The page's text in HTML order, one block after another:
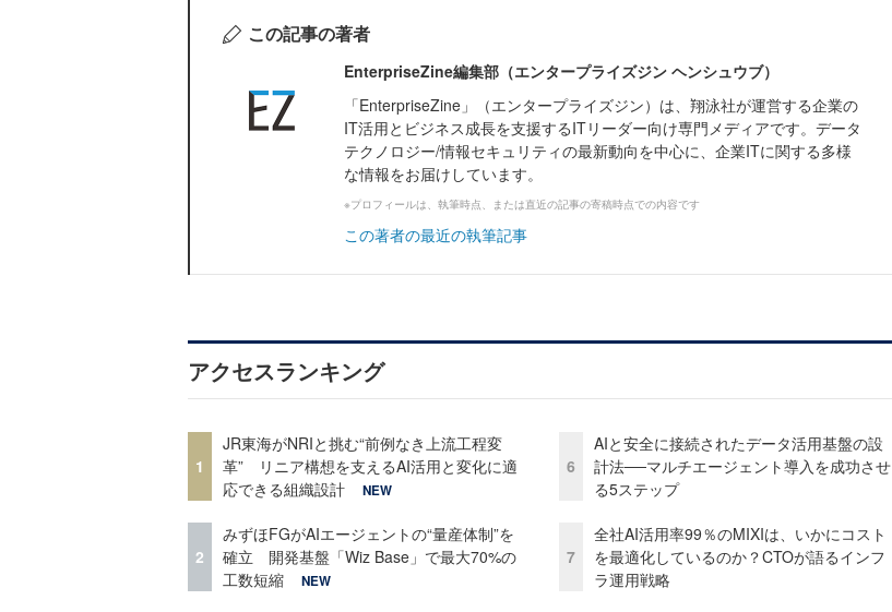
この記事の著者
EnterpriseZine編集部（エンタープライズジン ヘンシュウブ）
「EnterpriseZine」（エンタープライズジン）は、翔泳社が運営する企業の
IT活用とビジネス成長を支援するITリーダー向け専門メディアです。データ
テクノロジー/情報セキュリティの最新動向を中心に、企業ITに関する多様
な情報をお届けしています。
※プロフィールは、執筆時点、または直近の記事の寄稿時点での内容です
この著者の最近の執筆記事
アクセスランキング
1
JR東海がNRIと挑む“前例なき上流工程変
革” リニア構想を支えるAI活用と変化に適
応できる組織設計
NEW
2
みずほFGがAIエージェントの“量産体制”を
確立 開発基盤「Wiz Base」で最大70%の
工数短縮
NEW
6
AIと安全に接続されたデータ活用基盤の設
計法──マルチエージェント導入を成功させ
る5ステップ
7
全社AI活用率99％のMIXIは、いかにコスト
を最適化しているのか？CTOが語るインフ
ラ運用戦略